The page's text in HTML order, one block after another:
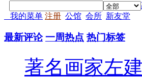
我的菜单 注册 公馆 会所 新友堂
最新评论 一周热点 热门标签
著名画家左